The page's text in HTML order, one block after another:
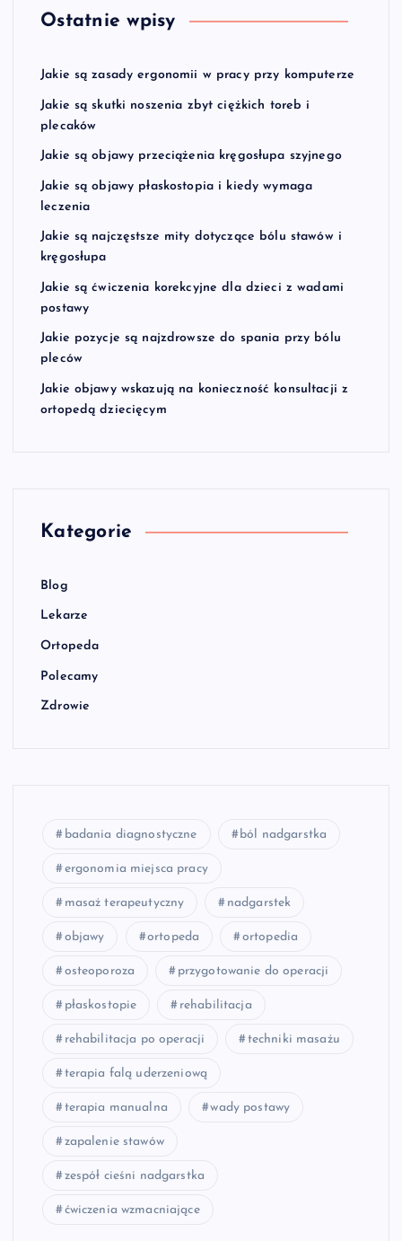
Ostatnie wpisy
Jakie są zasady ergonomii w pracy przy komputerze
Jakie są skutki noszenia zbyt ciężkich toreb i
plecaków
Jakie są objawy przeciążenia kręgosłupa szyjnego
Jakie są objawy płaskostopia i kiedy wymaga
leczenia
Jakie są najczęstsze mity dotyczące bólu stawów i
kręgosłupa
Jakie są ćwiczenia korekcyjne dla dzieci z wadami
postawy
Jakie pozycje są najzdrowsze do spania przy bólu
pleców
Jakie objawy wskazują na konieczność konsultacji z
ortopedą dziecięcym
Kategorie
Blog
Lekarze
Ortopeda
Polecamy
Zdrowie
badania diagnostyczne ból nadgarstka
ergonomia miejsca pracy
masaż terapeutyczny nadgarstek
objawy ortopeda ortopedia
osteoporoza przygotowanie do operacji
płaskostopie rehabilitacja
rehabilitacja po operacji techniki masażu
terapia falą uderzeniową
terapia manualna wady postawy
zapalenie stawów
zespół cieśni nadgarstka
ćwiczenia wzmacniające